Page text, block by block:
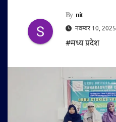
By nit
नवम्बर 10, 2025
#मध्य प्रदेश